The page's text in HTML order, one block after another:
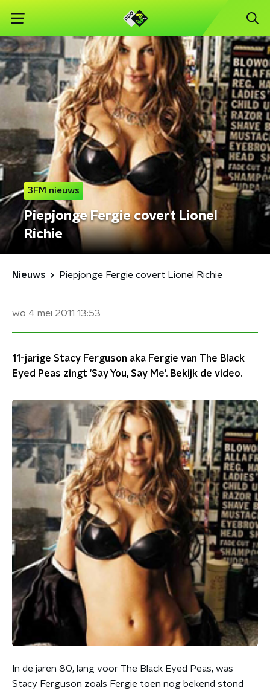
3FM nieuws
Piepjonge Fergie covert Lionel
Richie
Nieuws Piepjonge Fergie covert Lionel Richie
wo 4 mei 2011 13:53
11-jarige Stacy Ferguson aka Fergie van The Black
Eyed Peas zingt 'Say You, Say Me'. Bekijk de video.
In de jaren 80, lang voor The Black Eyed Peas, was
Stacy Ferguson zoals Fergie toen nog bekend stond